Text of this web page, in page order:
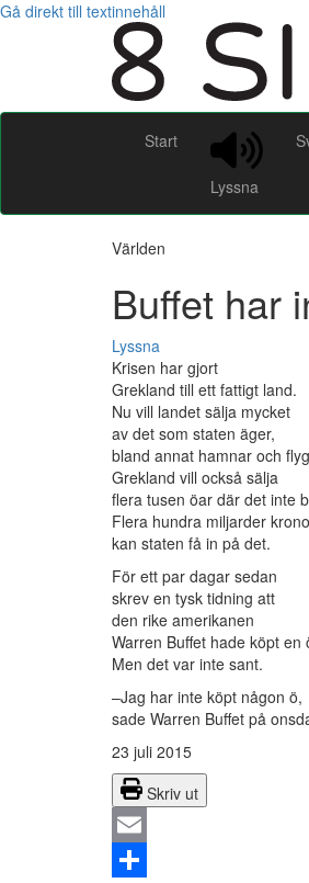
Gå direkt till textinnehåll
Start
Lyssna
Världen
Buffet har
Lyssna
Krisen har gjort
Grekland till ett fattigt land.
Nu vill landet sälja mycket
av det som staten äger,
bland annat hamnar och
Grekland vill också sälja
flera tusen öar där det inte
Flera hundra miljarder
kan staten få in på det.
För ett par dagar sedan
skrev en tysk tidning att
den rike amerikanen
Warren Buffet hade köpt en
Men det var inte sant.
–Jag har inte köpt någon ö,
sade Warren Buffet på
23 juli 2015
Skriv ut
Email